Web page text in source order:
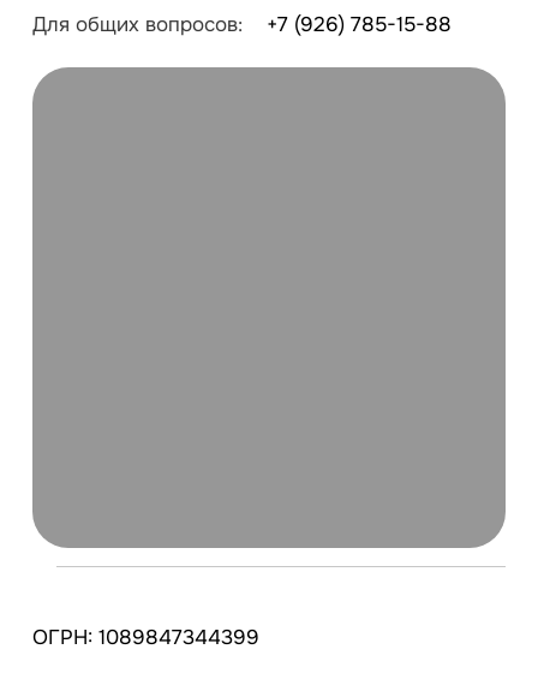
Для общих вопросов:
+7 (926) 785-15-88
ОГРН: 1089847344399